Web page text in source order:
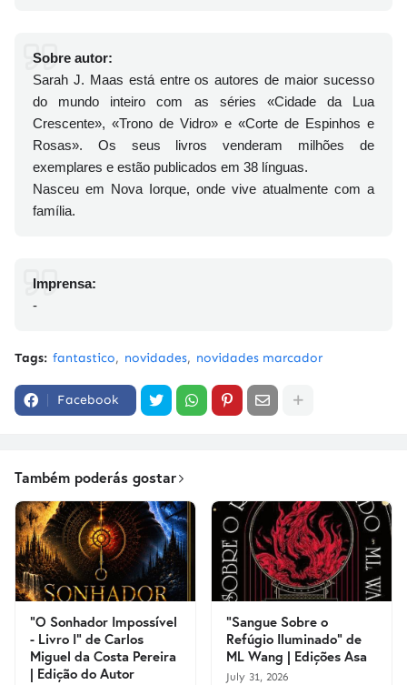
Sobre autor:
Sarah J. Maas está entre os autores de maior sucesso
do mundo inteiro com as séries «Cidade da Lua
Crescente», «Trono de Vidro» e «Corte de Espinhos e
Rosas». Os seus livros venderam milhões de
exemplares e estão publicados em 38 línguas.
Nasceu em Nova Iorque, onde vive atualmente com a
família.
Imprensa:
-
Tags: fantastico novidades novidades marcador
Facebook
Também poderás gostar
"O Sonhador Impossível
- Livro I" de Carlos
Miguel da Costa Pereira
| Edição do Autor
"Sangue Sobre o
Refúgio Iluminado" de
ML Wang | Edições Asa
July 31, 2026